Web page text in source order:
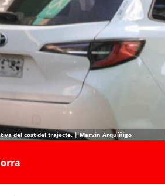
del cost del trajecte. | Marvin Arquíñigo